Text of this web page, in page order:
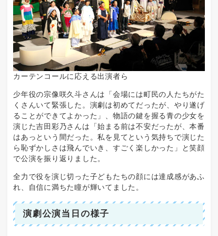
カーテンコールに応える出演者ら
少年役の宗像咲久斗さんは「会場には町民の人たちがた
くさんいて緊張した。演劇は初めてだったが、やり遂げ
ることができてよかった」、物語の鍵を握る青の少女を
演じた吉田彩乃さんは「始まる前は不安だったが、本番
はあっという間だった。私を見てという気持ちで演じた
ら恥ずかしさは飛んでいき、すごく楽しかった」と笑顔
で公演を振り返りました。
全力で役を演じ切った子どもたちの顔には達成感があふ
れ、自信に満ちた瞳が輝いてました。
演劇公演当日の様子